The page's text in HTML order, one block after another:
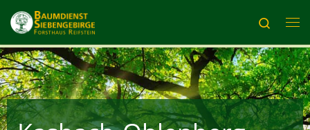
Zum Inhalt springen
Search